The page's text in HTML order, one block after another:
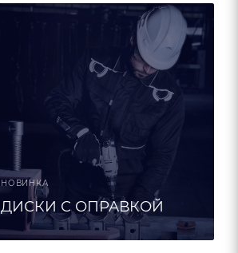
НОВИНКА
ДИСКИ С ОПРАВКОЙ